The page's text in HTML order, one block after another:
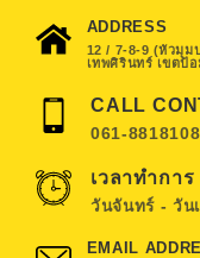
ADDRESS
12 / 7-8-9 (หัวมุม
เทพศิรินทร์ เขตป้
CALL
061-8818108
เวลาทำการ
วันจันทร์ - วัน
EMAIL